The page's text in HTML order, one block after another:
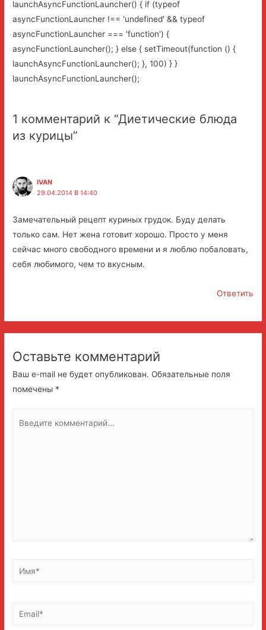
launchAsyncFunctionLauncher() { if (typeof
asyncFunctionLauncher !== 'undefined' && typeof
asyncFunctionLauncher === 'function') {
asyncFunctionLauncher(); } else { setTimeout(function () {
launchAsyncFunctionLauncher(); }, 100) } }
launchAsyncFunctionLauncher();
1 комментарий к “Диетические блюда
из курицы”
IVAN
29.04.2014 В 14:40
Замечательный рецепт куриных грудок. Буду делать
только сам. Нет жена готовит хорошо. Просто у меня
сейчас много свободного времени и я люблю побаловать,
себя любимого, чем то вкусным.
Ответить
Оставьте комментарий
Ваш e-mail не будет опубликован. Обязательные поля
помечены *
комментарий...
Имя*
Email*